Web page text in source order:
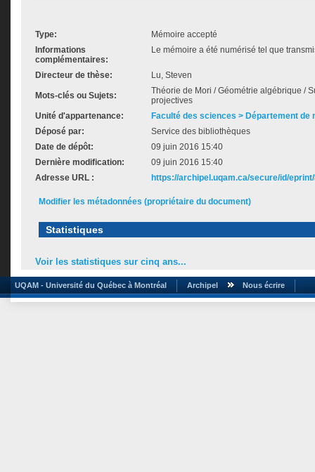
Type:
Mémoire accepté
Informations
complémentaires:
Le mémoire a été numérisé tel que
Directeur de thèse: Lu, Steven
Mots-clés ou Sujets:
Théorie de Mori / Géométrie algébrique /
projectives
Unité d'appartenance:
Faculté des sciences > Département de
Déposé par:
Service des bibliothèques
Date de dépôt:
09 juin 2016 15:40
Dernière modification:
09 juin 2016 15:40
Adresse URL :
https://archipel.uqam.ca/secure/id/
Modifier les métadonnées (propriétaire du document)
Statistiques
Voir les statistiques sur cinq ans...
UQAM - Université du Québec à Montréal Archipel Nous écrire